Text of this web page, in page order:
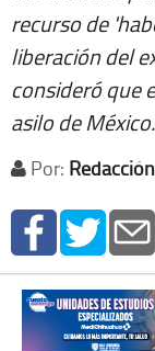
recurso de
liberación del
consideró que
asilo de México.
Por: Redacción